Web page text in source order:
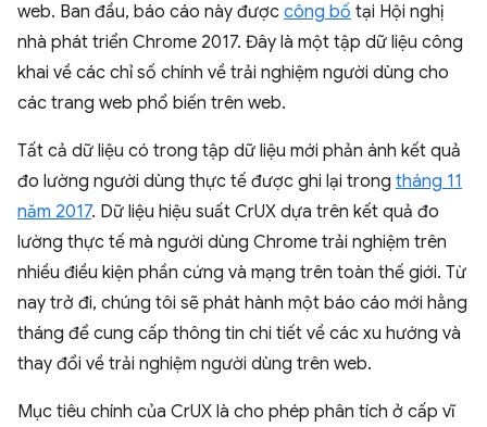
web. Ban đầu, báo cáo này được công bố tại Hội nghị
nhà phát triển Chrome 2017. Đây là một tập dữ liệu công
khai về các chỉ số chính về trải nghiệm người dùng cho
các trang web phổ biến trên web.
Tất cả dữ liệu có trong tập dữ liệu mới phản ánh kết quả
đo lường người dùng thực tế được ghi lại trong tháng 11
năm 2017. Dữ liệu hiệu suất CrUX dựa trên kết quả đo
lường thực tế mà người dùng Chrome trải nghiệm trên
nhiều điều kiện phần cứng và mạng trên toàn thế giới. Từ
nay trở đi, chúng tôi sẽ phát hành một báo cáo mới hằng
tháng để cung cấp thông tin chi tiết về các xu hướng và
thay đổi về trải nghiệm người dùng trên web.
Mục tiêu chính của CrUX là cho phép phân tích ở cấp vĩ